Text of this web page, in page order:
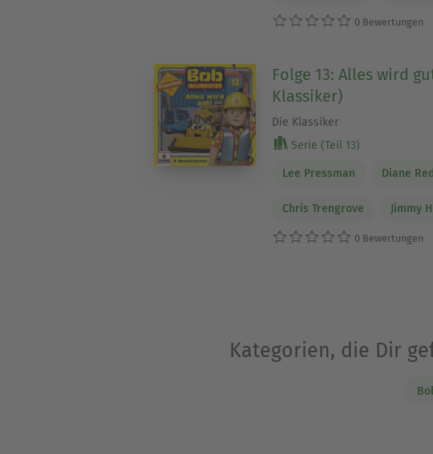
0 Bewertungen
Folge 13: Alles wird
Klassiker)
Die Klassiker
Serie (Teil 13)
Lee Pressman Diane
Chris Trengrove Jimmy
0 Bewertungen
Kategorien, die Dir